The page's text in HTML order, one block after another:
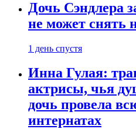
Дочь Сэндлера
не может снять
1 день спустя
Инна Гулая:
актрисы, чья
дочь провела
интернатах